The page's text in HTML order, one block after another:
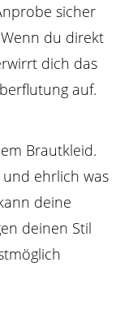
sicher
du direkt
dich das
auf.
Brautkleid.
ehrlich was
deine
deinen Stil